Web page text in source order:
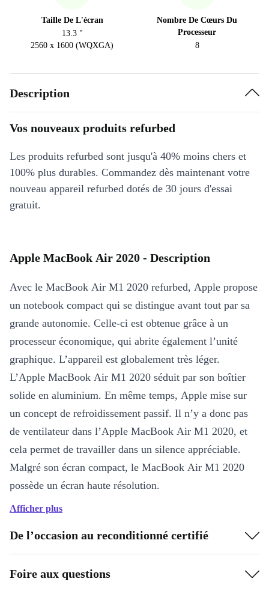
Taille De L'écran
13.3 "
2560 x 1600 (WQXGA)
Nombre De Cœurs Du
Processeur
8
Description
Vos nouveaux produits refurbed
Les produits refurbed sont jusqu'à 40% moins chers et
100% plus durables. Commandez dès maintenant votre
nouveau appareil refurbed dotés de 30 jours d'essai
gratuit.
Apple MacBook Air 2020 - Description
Avec le MacBook Air M1 2020 refurbed, Apple propose
un notebook compact qui se distingue avant tout par sa
grande autonomie. Celle-ci est obtenue grâce à un
processeur économique, qui abrite également l’unité
graphique. L’appareil est globalement très léger.
L’Apple MacBook Air M1 2020 séduit par son boîtier
solide en aluminium. En même temps, Apple mise sur
un concept de refroidissement passif. Il n’y a donc pas
de ventilateur dans l’Apple MacBook Air M1 2020, et
cela permet de travailler dans un silence appréciable.
Malgré son écran compact, le MacBook Air M1 2020
possède un écran haute résolution.
particulièrement compact
très grande autonomie possible
Afficher plus
De l’occasion au reconditionné certifié
Foire aux questions